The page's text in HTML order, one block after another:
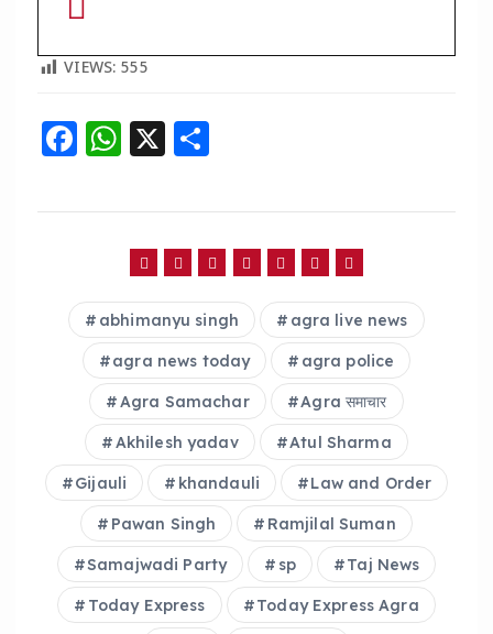
VIEWS: 555
F
c
o
o
k
W
a
ts
A
p
p
X
a
re
abhimanyu singh agra live news
agra news today agra police
Agra Samachar Agra समाचार
Akhilesh yadav Atul Sharma
Gijauli khandauli Law and Order
Pawan Singh Ramjilal Suman
Samajwadi Party sp Taj News
Today Express Today Express Agra